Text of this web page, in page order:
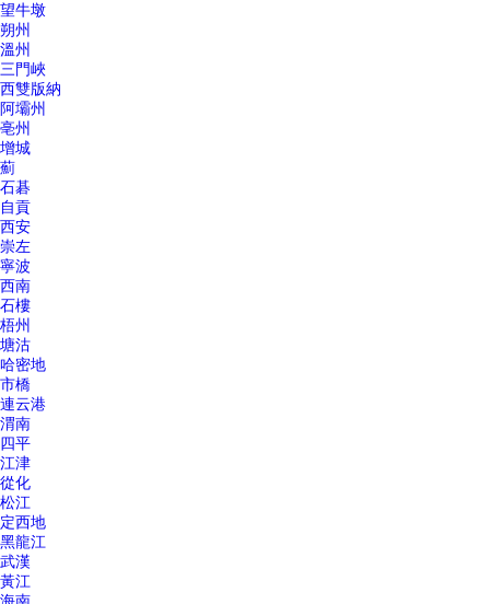
望牛墩
朔州
溫州
三門峽
西雙版納
阿壩州
亳州
增城
薊
石碁
自貢
西安
崇左
寧波
西南
石樓
梧州
塘沽
哈密地
市橋
連云港
渭南
四平
江津
從化
松江
定西地
黑龍江
武漢
黃江